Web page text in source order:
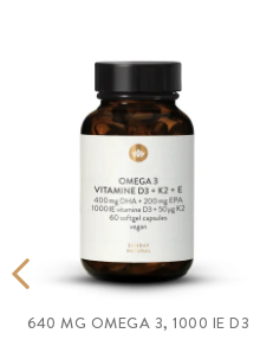
640 MG OMEGA 3, 1000 IE D3